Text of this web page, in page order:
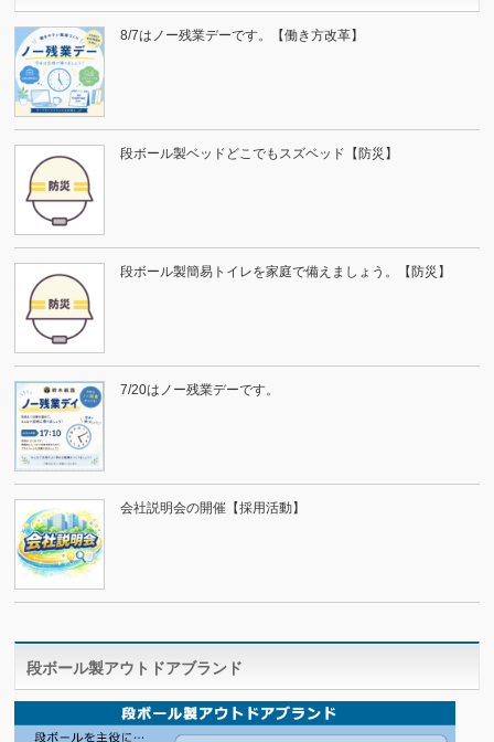
8/7はノー残業デーです。【働き方改革】
段ボール製ベッドどこでもスズベッド【防災】
段ボール製簡易トイレを家庭で備えましょう。【防災】
7/20はノー残業デーです。
会社説明会の開催【採用活動】
段ボール製アウトドアブランド